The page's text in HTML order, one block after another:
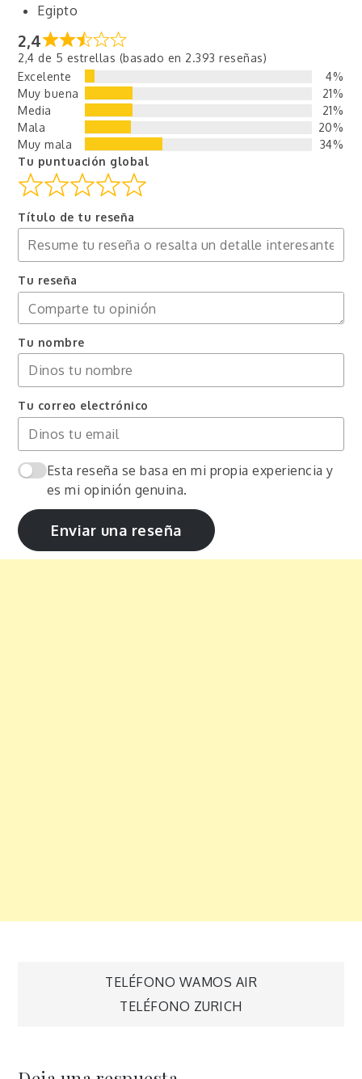
Egipto
2,4
2,4 de 5 estrellas (basado en 2.393 reseñas)
Excelente
4%
Muy buena
21%
Media
21%
Mala
20%
Muy mala
34%
Tu puntuación global
Título de tu reseña
Tu reseña
Tu nombre
Tu correo electrónico
Esta reseña se basa en mi propia experiencia y
es mi opinión genuina.
Enviar una reseña
Navegación
TELÉFONO WAMOS AIR
TELÉFONO ZURICH